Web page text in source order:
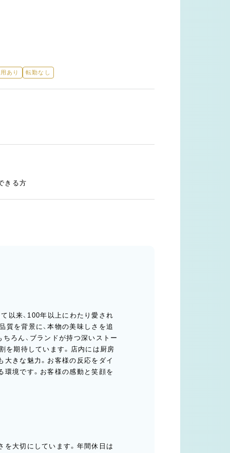
あり 転勤なし
きる方
以来、100年以上にわたり愛され
質を背景に、本物の美味しさを追
ろん、ブランドが持つ深いストー
を期待しています。店内には厨房
大きな魅力。お客様の反応をダイ
環境です。お客様の感動と笑顔を
を大切にしています。年間休日は